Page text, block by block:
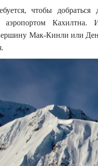
чтобы
аэропортом Кахилтна.
Мак-Кинли или